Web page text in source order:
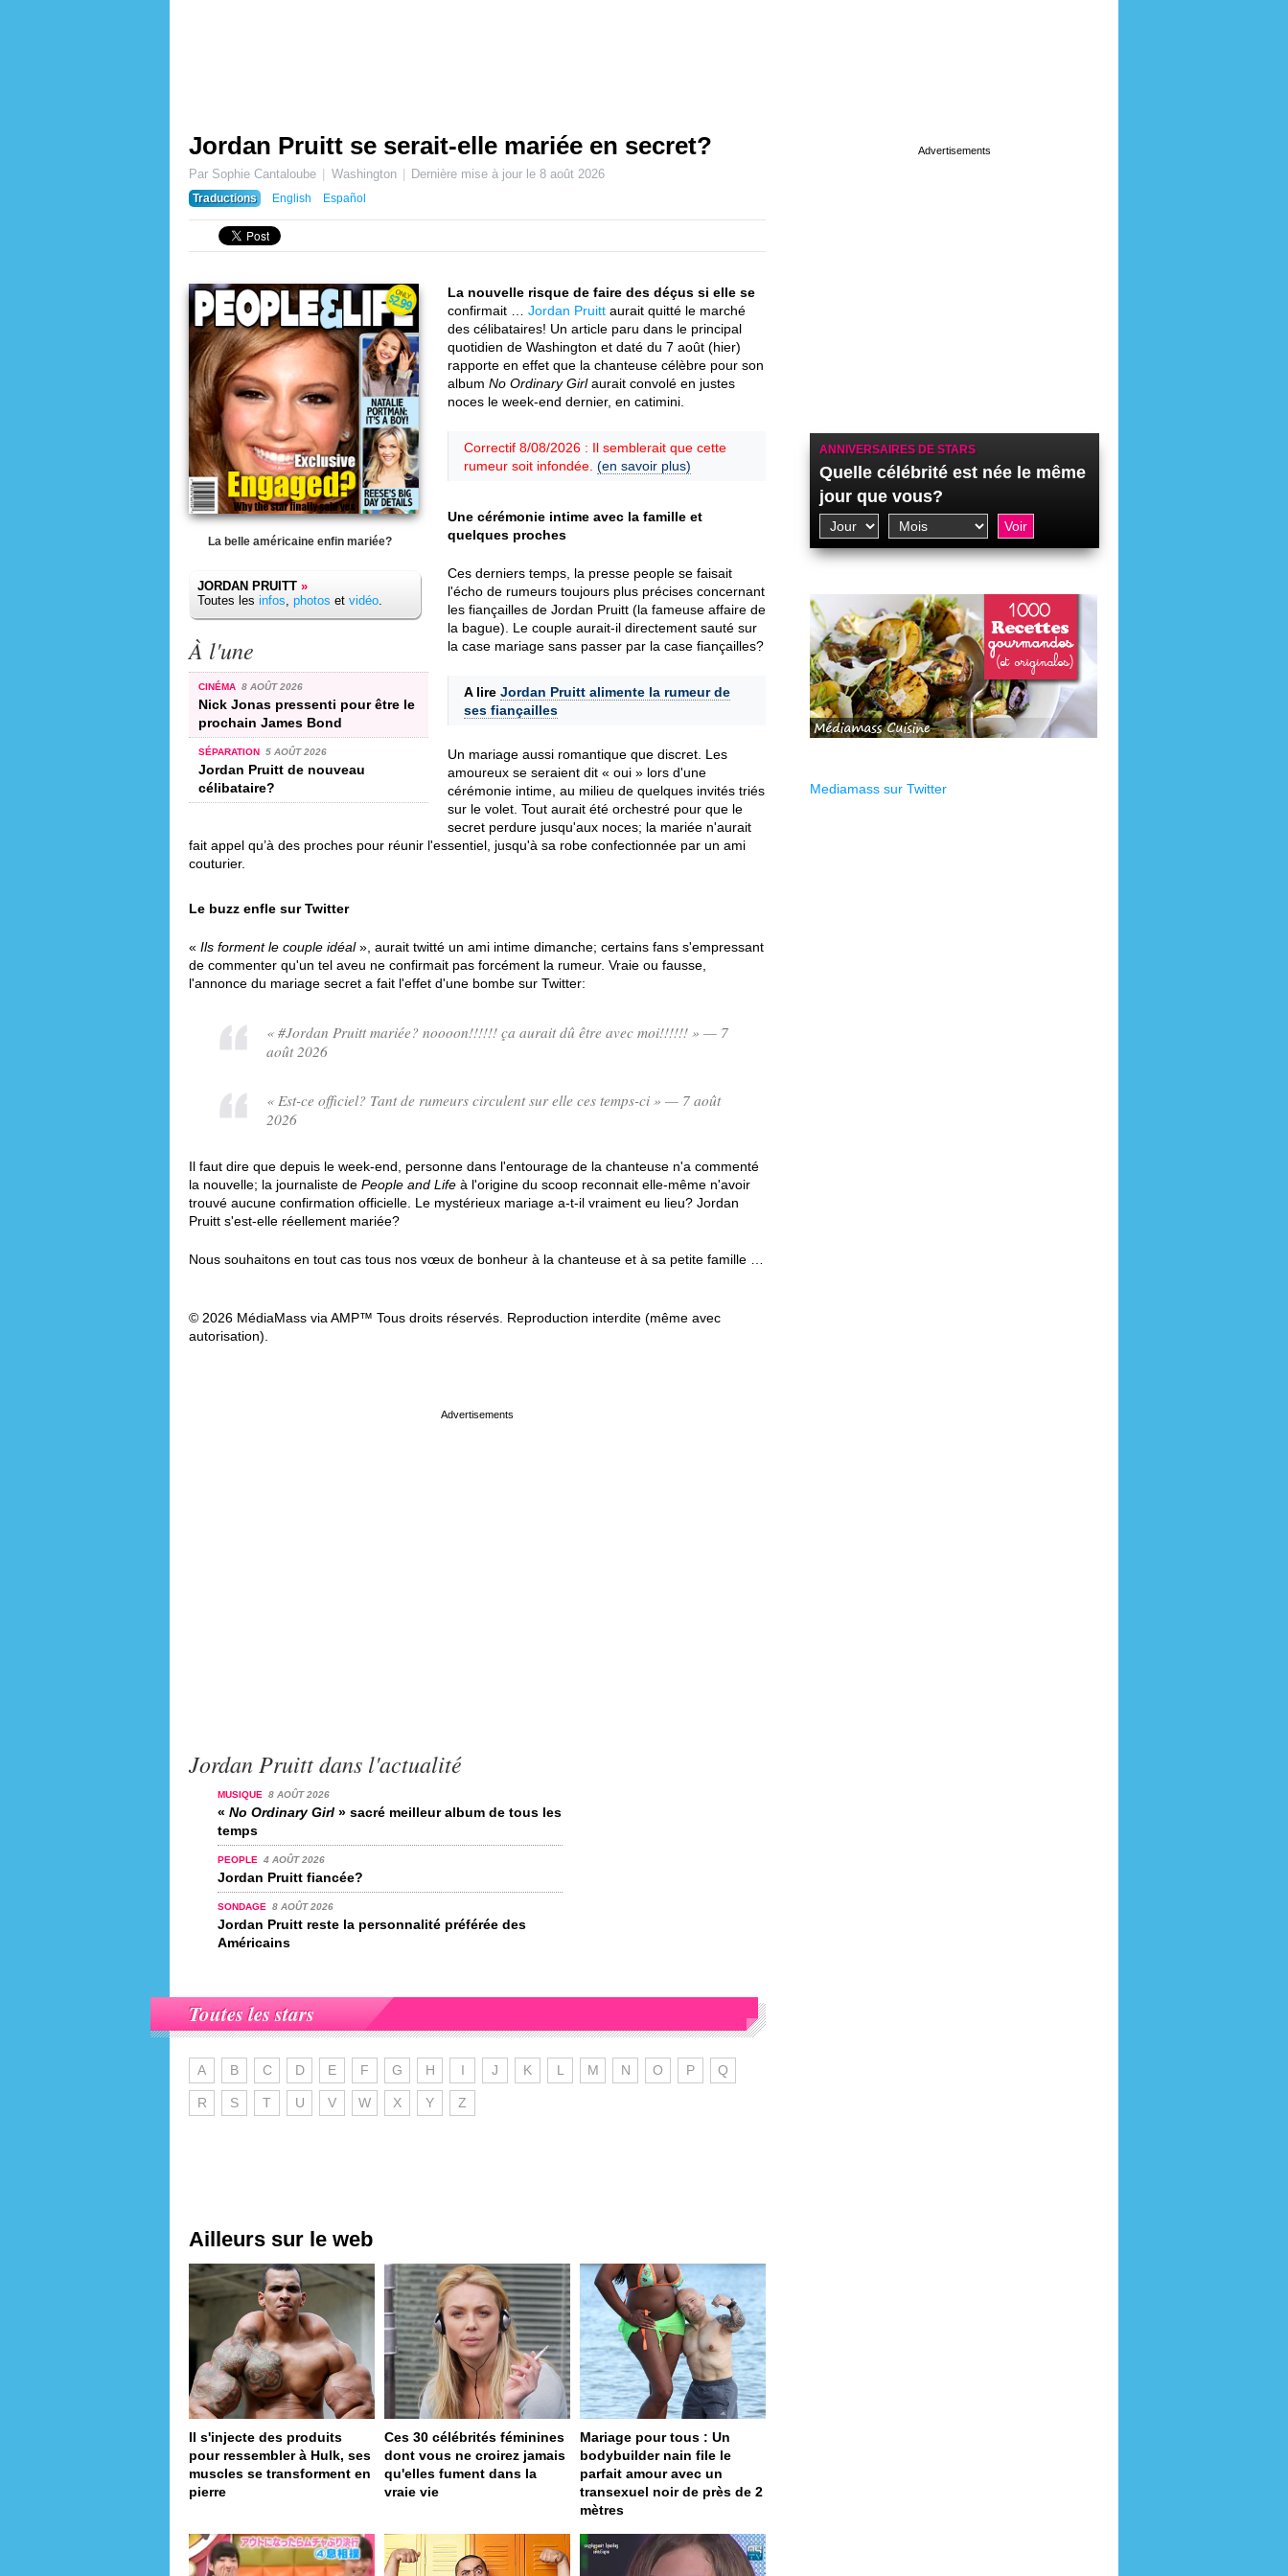
Jordan Pruitt se serait-elle mariée en secret?
Par Sophie Cantaloube Washington Dernière mise à jour le8 août 2026
Traductions
English Español
La belle américaine enfin mariée?
JORDAN PRUITT »
Toutes les infos, photos et vidéo.
À l'une
CINÉMA 8 AOÛT 2026
Nick Jonas pressenti pour être le
prochain James Bond
SÉPARATION 5 AOÛT 2026
Jordan Pruitt de nouveau
célibataire?
La nouvelle risque de faire des déçus si elle se
confirmait … Jordan Pruitt aurait quitté le marché
des célibataires! Un article paru dans le principal
quotidien de Washington et daté du 7 août (hier)
rapporte en effet que la chanteuse célèbre pour son
album No Ordinary Girlaurait convolé en justes
noces le week-end dernier, en catimini.
Correctif 8/08/2026 : Il semblerait que cette
rumeur soit infondée. (en savoir plus)
Une cérémonie intime avec la famille et
quelques proches
Ces derniers temps, la presse people se faisait
l'écho de rumeurs toujours plus précises concernant
les fiançailles de Jordan Pruitt (la fameuse affaire de
la bague). Le couple aurait-il directement sauté sur
la case mariage sans passer par la case fiançailles?
A lire Jordan Pruitt alimente la rumeur de
ses fiançailles
Un mariage aussi romantique que discret. Les
amoureux se seraient dit « oui » lors d'une
cérémonie intime, au milieu de quelques invités triés
sur le volet. Tout aurait été orchestré pour que le
secret perdure jusqu'aux noces; la mariée n'aurait
fait appel qu’à des proches pour réunir l'essentiel, jusqu'à sa robe confectionnée par un ami
couturier.
Le buzz enfle sur Twitter
« Ils forment le couple idéal», aurait twitté un ami intime dimanche; certains fans s'empressant
de commenter qu'un tel aveu ne confirmait pas forcément la rumeur. Vraie ou fausse,
l'annonce du mariage secret a fait l'effet d'une bombe sur Twitter:
« #Jordan Pruitt mariée? noooon!!!!!! ça aurait dû être avec moi!!!!!! » — 7
août 2026
« Est-ce officiel? Tant de rumeurs circulent sur elle ces temps-ci » — 7 août
2026
Il faut dire que depuis le week-end, personne dans l'entourage de la chanteuse n'a commenté
la nouvelle; la journaliste de People and Life à l'origine du scoop reconnait elle-même n'avoir
trouvé aucune confirmation officielle. Le mystérieux mariage a-t-il vraiment eu lieu? Jordan
Pruitt s'est-elle réellement mariée?
Nous souhaitons en tout cas tous nos vœux de bonheur à la chanteuse et à sa petite famille …
© 2026 MédiaMass via AMP™ Tous droits réservés. Reproduction interdite (même avec
autorisation).
Jordan Pruitt dans l'actualité
MUSIQUE 8 AOÛT 2026
« No Ordinary Girl » sacré meilleur album de tous les
temps
PEOPLE 4 AOÛT 2026
Jordan Pruitt fiancée?
SONDAGE 8 AOÛT 2026
Jordan Pruitt reste la personnalité préférée des
Américains
Toutes les stars
A B C D E F G H I J K L M N O P Q
R S T U V W X Y Z
Ailleurs sur le web
Il s'injecte des produits
pour ressembler à Hulk, ses
muscles se transforment en
pierre
Ces 30 célébrités féminines
dont vous ne croirez jamais
qu'elles fument dans la
vraie vie
Mariage pour tous : Un
bodybuilder nain file le
parfait amour avec un
transexuel noir de près de 2
mètres
ANNIVERSAIRES DE STARS
Quelle célébrité est née le même
jour que vous?
Mediamass sur Twitter